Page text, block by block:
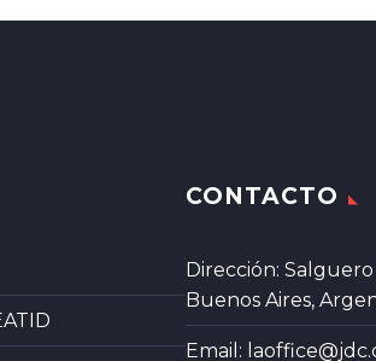
CONTACTO
Dirección: Salguero
Buenos Aires,
Email: